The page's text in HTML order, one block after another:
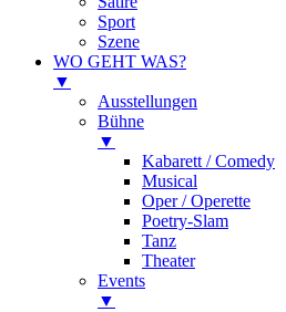
Sport
Szene
WO GEHT WAS?
▼
Ausstellungen
Bühne
▼
Kabarett / Comedy
Musical
Oper / Operette
Poetry-Slam
Tanz
Theater
Events
▼